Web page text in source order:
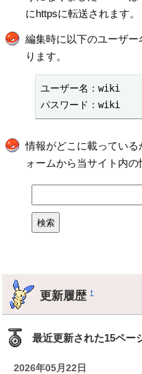
にhttpsに転送されます。
編集時に以下のユーザ
ります。
ユーザー名：wiki
パスワード：wiki
情報がどこに載ってい
ォームから当サイト内の
更新履歴†
最近更新された15ペー
2026年05月22日